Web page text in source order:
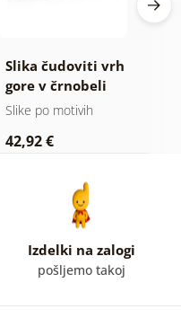
Slika čudoviti vrh
gore v črnobeli
izvedbi
Slike po motivih
42,92 €
Izdelki na zalogi
pošljemo takoj